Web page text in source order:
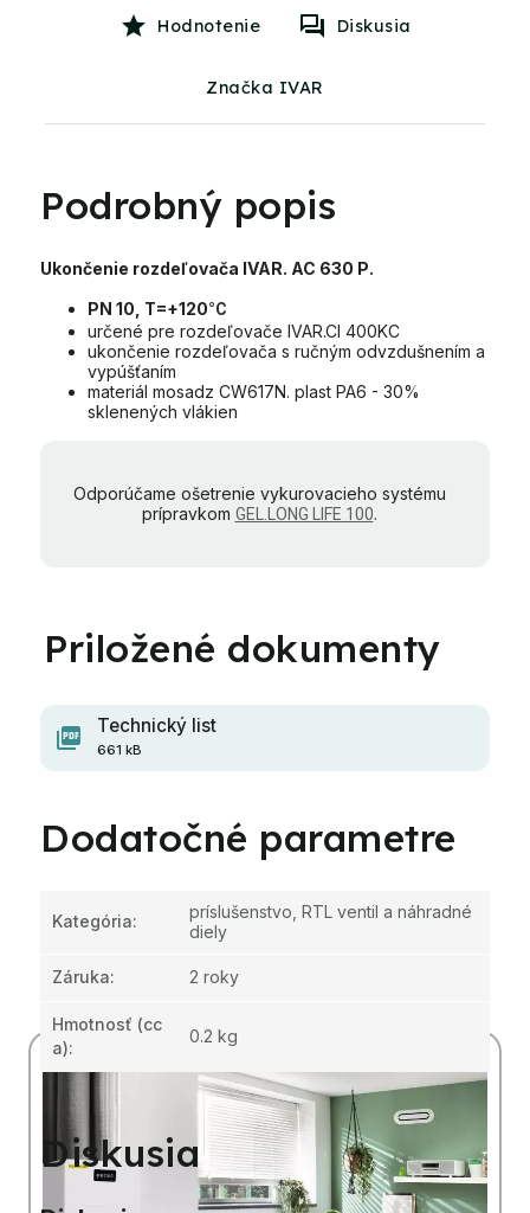
Hodnotenie Diskusia
Značka IVAR
Podrobný popis
Ukončenie rozdeľovača IVAR. AC 630 P.
PN 10, T=+120°C
určené pre rozdeľovače IVAR.CI 400KC
ukončenie rozdeľovača s ručným odvzdušnením a
vypúšťaním
materiál mosadz CW617N. plast PA6 - 30%
sklenených vlákien
Odporúčame ošetrenie vykurovacieho systému
prípravkom GEL.LONG LIFE 100.
Technický list
661 kB
Dodatočné parametre
Kategória:
príslušenstvo, RTL ventil a náhradné
diely
Záruka: 2 roky
Hmotnosť (cc
a):
0.2 kg
Diskusia